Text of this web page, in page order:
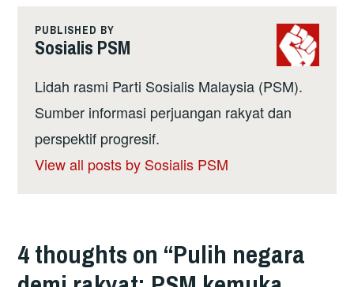
PUBLISHED BY
Sosialis PSM
Lidah rasmi Parti Sosialis Malaysia (PSM).
Sumber informasi perjuangan rakyat dan
perspektif progresif.
View all posts by Sosialis PSM
4 thoughts on “Pulih negara